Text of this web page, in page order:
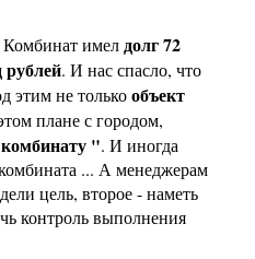
имелдолг 72
. И нас спасло, что
этим не толькообъект
плане с городом,
". И иногда
... А менеджерам
цель, второе - наметь
контроль выполнения